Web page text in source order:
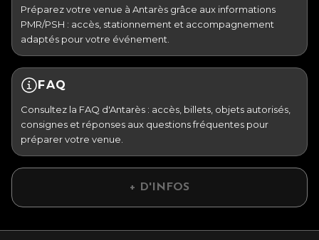
Préparez votre venue à Antarès grâce aux informations
PMR/PSH : accès, stationnement et accompagnement
adaptés pour votre événement.
FAQ
Consultez la FAQ d'Antarès : accès, billets, objets autorisés,
consignes et réponses aux questions fréquentes pour
préparer votre venue.
+ D'INFOS